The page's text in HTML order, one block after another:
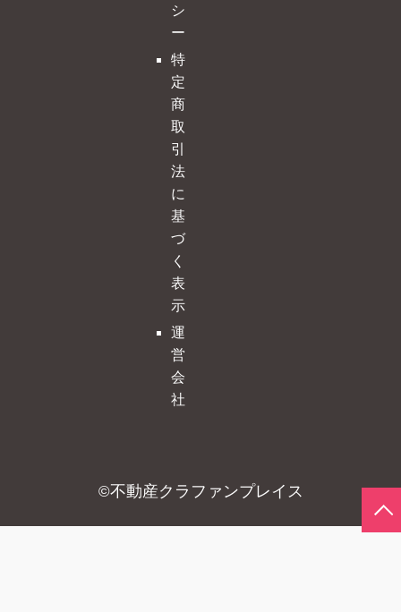
シ
ー
特
定
商
取
引
法
に
基
づ
く
表
示
運
営
会
社
©不動産クラファンプレイス